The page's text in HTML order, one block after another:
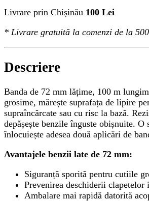
Livrare prin Chișinău 100 Lei
* Livrare gratuită la comenzi de la
Descriere
Banda de 72 mm lățime, 100 m
grosime, mărește suprafața de lipire
supraîncărcate sau cu risc la bază.
depășește benzile înguste obișnuite. O
înlocuiește adesea două aplicări de
Avantajele benzii late de 72 mm:
Siguranță sporită pentru cutiile
Prevenirea deschiderii clapetelor
Ambalare mai rapidă datorită